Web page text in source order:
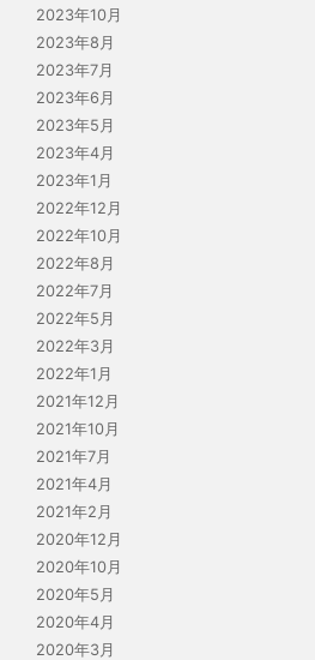
2023年10月
2023年8月
2023年7月
2023年6月
2023年5月
2023年4月
2023年1月
2022年12月
2022年10月
2022年8月
2022年7月
2022年5月
2022年3月
2022年1月
2021年12月
2021年10月
2021年7月
2021年4月
2021年2月
2020年12月
2020年10月
2020年5月
2020年4月
2020年3月